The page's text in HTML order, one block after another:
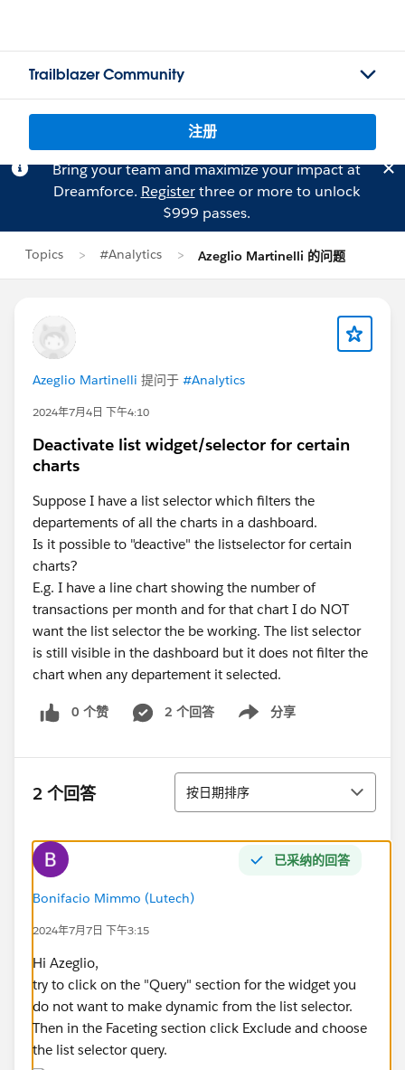
Trailblazer Community
注册
Bring your team and maximize your impact at
Dreamforce. Registerthree or more to unlock
$999 passes.
Topics #Analytics Azeglio Martinelli 的问题
Azeglio Martinelli 提问于 #Analytics
2024年7月4日 下午4:10
Deactivate list widget/selector for certain
charts
Suppose I have a list selector which filters the
departements of all the charts in a dashboard.
Is it possible to "deactive" the listselector for certain
charts?
E.g. I have a line chart showing the number of
transactions per month and for that chart I do NOT
want the list selector the be working. The list selector
is still visible in the dashboard but it does not filter the
chart when any departement it selected.
0 个赞 2 个回答 分享
Show menu
2 个回答 排序
按日期排序
已采纳的回答
Bonifacio Mimmo (Lutech)
2024年7月7日 下午3:15
Hi Azeglio,
try to click on the "Query" section for the widget you
do not want to make dynamic from the list selector.
Then in the Faceting section click Exclude and choose
the list selector query.